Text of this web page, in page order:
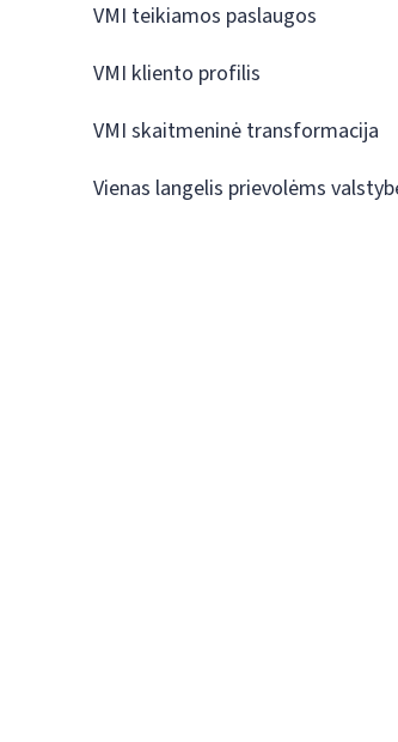
VMI teikiamos paslaugos
VMI kliento profilis
VMI skaitmeninė transformacija
Vienas langelis prievolėms